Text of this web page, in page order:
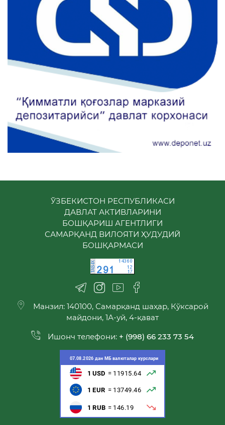
ЎЗБЕКИСТОН РЕСПУБЛИКАСИ
ДАВЛАТ АКТИВЛАРИНИ
БОШҚАРИШ АГЕНТЛИГИ
САМАРҚАНД ВИЛОЯТИ ҲУДУДИЙ
БОШҚАРМАСИ
Манзил: 140100, Самарқанд шаҳар, Кўксарой
майдони, 1А-уй, 4-қават
Ишонч телефони: + (998) 66 233 73 54